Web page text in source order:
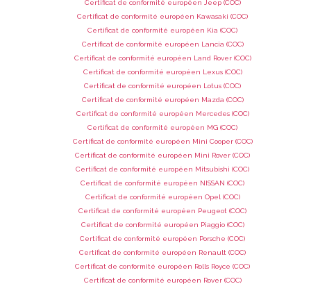
Certificat de conformité européen Jeep (COC)
Certificat de conformité européen Kawasaki (COC)
Certificat de conformité européen Kia (COC)
Certificat de conformité européen Lancia (COC)
Certificat de conformité européen Land Rover (COC)
Certificat de conformité européen Lexus (COC)
Certificat de conformité européen Lotus (COC)
Certificat de conformité européen Mazda (COC)
Certificat de conformité européen Mercedes (COC)
Certificat de conformité européen MG (COC)
Certificat de conformité européen Mini Cooper (COC)
Certificat de conformité européen Mini Rover (COC)
Certificat de conformité européen Mitsubishi (COC)
Certificat de conformité européen NISSAN (COC)
Certificat de conformité européen Opel (COC)
Certificat de conformité européen Peugeot (COC)
Certificat de conformité européen Piaggio (COC)
Certificat de conformité européen Porsche (COC)
Certificat de conformité européen Renault (COC)
Certificat de conformité européen Rolls Royce (COC)
Certificat de conformité européen Rover (COC)